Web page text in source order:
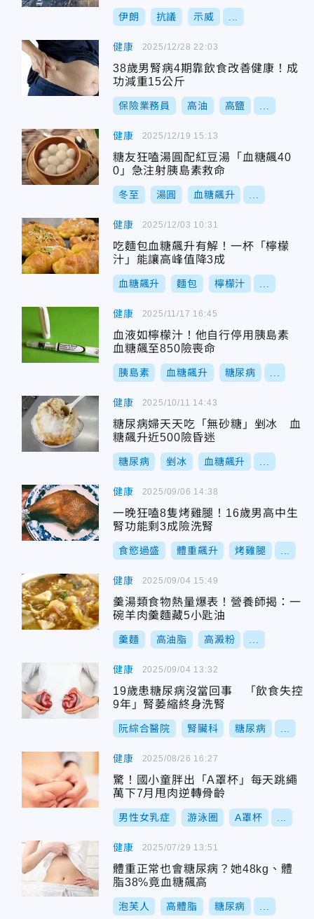
伊朗 抗議 示威
健康
38歲男腎病4期靠飲食改善健康！成
功減重15公斤
保險業務員 高油 高鹽
2025/12/28 22:03
健康
糖友狂嗑湯圓配紅豆湯「血糖飆40
0」急注射胰島素救命
冬至 湯圓 血糖飆升
2025/12/19 15:13
健康
吃麵包血糖飆升有解！一杯「檸檬
汁」能讓高峰值降3成
血糖飆升 麵包 檸檬汁
2025/12/03 10:31
健康
血液如檸檬汁！他自行停用胰島素
血糖飆至850險喪命
胰島素 血糖飆升 糖尿病
2025/11/17 16:45
健康
糖尿病婦天天吃「無砂糖」剉冰 血
糖飆升近500險昏迷
糖尿病 剉冰 血糖飆升
2025/10/11 14:43
健康
一晚狂嗑8隻烤雞腿！16歲男高中生
腎功能剩3成險洗腎
食慾過盛 體重飆升 烤雞腿
2025/09/06 14:38
健康
羹湯類食物熱量爆表！營養師揭：一
碗羊肉羹麵藏5小匙油
羹麵 高油脂 高澱粉
2025/09/04 15:49
健康
19歲患糖尿病沒當回事 「飲食失控
9年」腎萎縮終身洗腎
阮綜合醫院 腎臟科 糖尿病
2025/09/04 13:32
健康
驚！國小童胖出「A罩杯」每天跳繩
萬下7月甩肉逆轉骨齡
男性女乳症 游泳圈 A罩杯
2025/08/26 16:27
健康
體重正常也會糖尿病？她48kg、體
脂38%竟血糖飆高
泡芙人 高體脂 糖尿病
2025/07/29 13:51